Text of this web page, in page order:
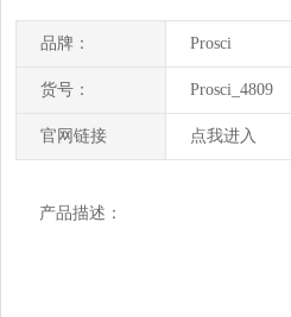
品牌： Prosci
货号： Prosci_4809
官网链接 点我进入
产品描述：